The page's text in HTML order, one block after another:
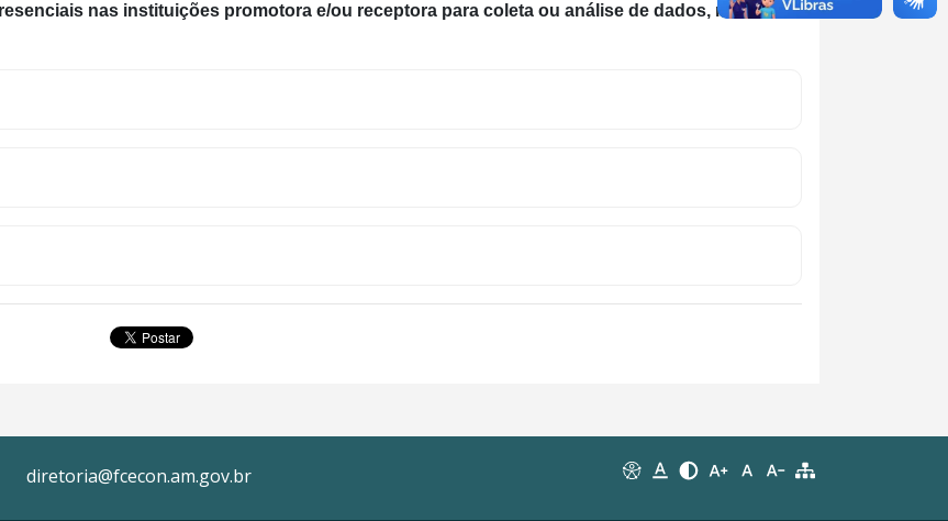
nas instituições promotora e/ou receptora para coleta ou análise de dados, reuniões
diretoria@fcecon.am.gov.br